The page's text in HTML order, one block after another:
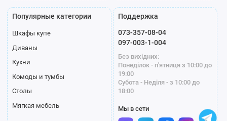
Популярные категории
Шкафы купе
Диваны
Кухни
Комоды и тумбы
Столы
Мягкая мебель
Поддержка
073-357-08-04
097-003-1-004
Без вихідних:
Понеділок - п'ятниця з 10:00 до
19:00
Субота - Неділя - з 10:00 до
18:00
Мы в сети